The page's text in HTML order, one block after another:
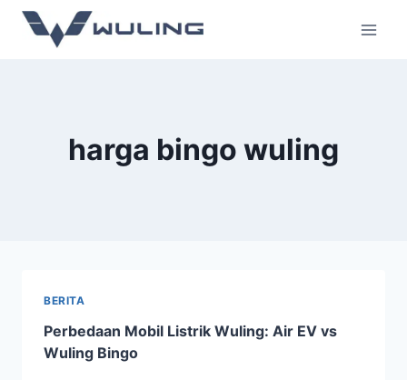
harga bingo wuling
BERITA
Perbedaan Mobil Listrik Wuling: Air EV vs
Wuling Bingo